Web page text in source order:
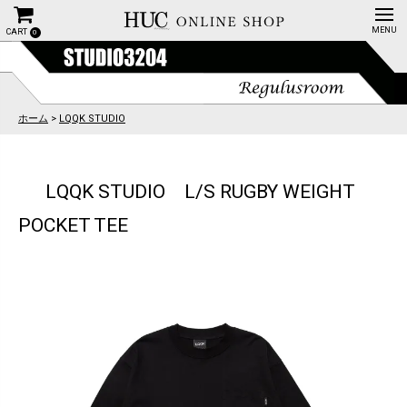
CART 0
ホーム > LQQK STUDIO
LQQK STUDIO L/S RUGBY WEIGHT
POCKET TEE